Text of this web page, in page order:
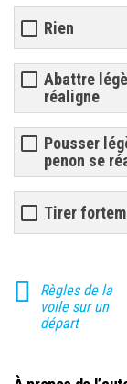
Rien
Abattre
réaligne
Pousser
penon se
Tirer
Règles de la
voile sur un
départ